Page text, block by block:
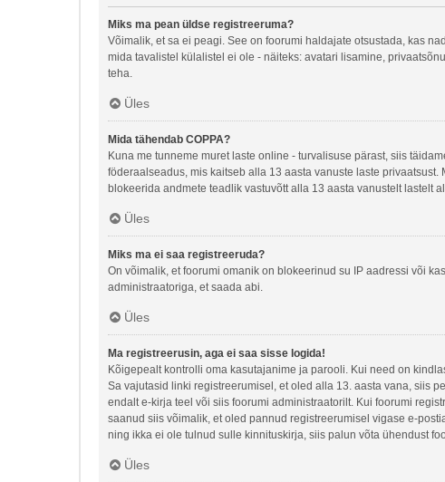
Miks ma pean üldse registreeruma?
Võimalik, et sa ei peagi. See on foorumi haldajate otsustada, kas
mida tavalistel külalistel ei ole - näiteks: avatari lisamine,
teha.
Üles
Mida tähendab COPPA?
Kuna me tunneme muret laste online - turvalisuse pärast, siis
föderaalseadus, mis kaitseb alla 13 aasta vanuste laste
blokeerida andmete teadlik vastuvõtt alla 13 aasta vanustelt lastelt
Üles
Miks ma ei saa registreeruda?
On võimalik, et foorumi omanik on blokeerinud su IP aadressi või
administraatoriga, et saada abi.
Üles
Ma registreerusin, aga ei saa sisse logida!
Kõigepealt kontrolli oma kasutajanime ja parooli. Kui need on
Sa vajutasid linki registreerumisel, et oled alla 13. aasta vana, siis
endalt e-kirja teel või siis foorumi administraatorilt. Kui foorumi
saanud siis võimalik, et oled pannud registreerumisel vigase e-
ning ikka ei ole tulnud sulle kinnituskirja, siis palun võta ühendust
Üles